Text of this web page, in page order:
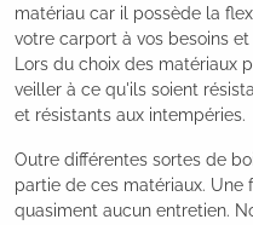
matériau car il possède la
votre carport à vos besoins
Lors du choix des matériaux
veiller à ce qu'ils soient
et résistants aux intempéries.
Outre différentes sortes de
partie de ces matériaux. Une
quasiment aucun entretien.